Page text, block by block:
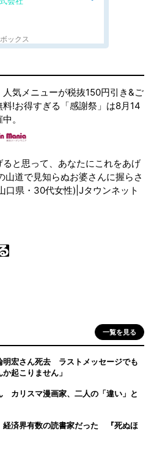
ックス
人気メニューが税抜150円引き&ご
料!お得すぎる「感謝祭」は8月14
。
ると思って、あなたにこれをあげ
山道で見知らぬお婆さんに握らさ
口県・30代女性)|Jタウンネット
一覧を見る
明宏さん死去 ラストメッセージでも
起こりません」
カリスマ漫画家、二人の「違い」と
経済界有数の読書家だった 『死ぬほ